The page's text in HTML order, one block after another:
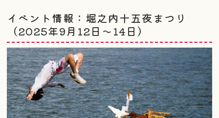
イベント情報：堀之内十五夜まつり
（2025年9月12日～14日）